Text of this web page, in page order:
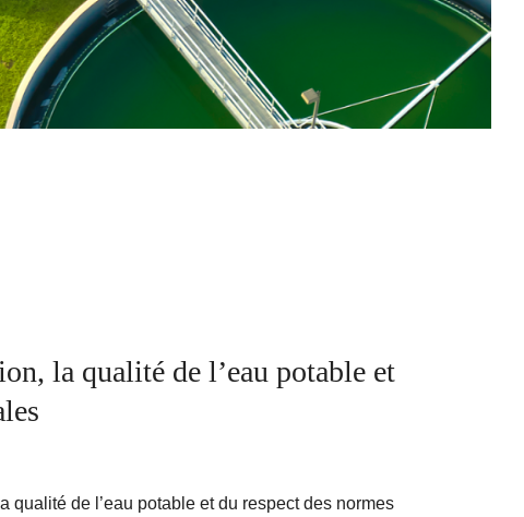
la qualité de l’eau potable et
qualité de l’eau potable et du respect des normes